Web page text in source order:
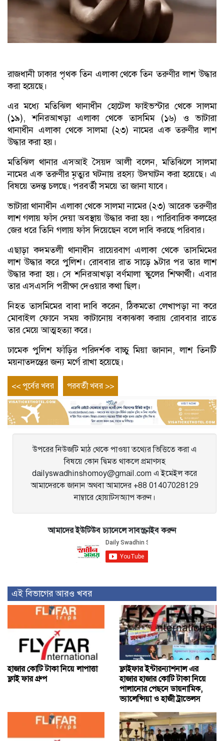
রাজধানী ঢাকার পৃথক তিন এলাকা থেকে তিন তরুণীর লাশ উদ্ধার
করা হয়েছে।
এর মধ্যে মতিঝিল থানাধীন হোটেল ফাইভস্টার থেকে সালমা
(১৯), শনিরআখড়া এলাকা থেকে তাসমিম (১৬) ও ভাটারা
থানাধীন এলাকা থেকে সালমা (২৩) নামের এক তরুণীর লাশ
উদ্ধার করা হয়।
মতিঝিল থানার এসআই সৈয়দ আলী বলেন, মতিঝিলে সালমা
নামের এক তরুণীর মৃত্যুর ঘটনায় রহস্য উদঘাটন করা হয়েছে। এ
বিষয়ে তদন্ত চলছে। পরবর্তী সময়ে তা জানা যাবে।
ভাটারা থানাধীন এলাকা থেকে সালমা নামের (২৩) আরেক তরুণীর
লাশ গলায় ফাঁস দেয়া অবস্থায় উদ্ধার করা হয়। পারিবারিক কলহের
জের ধরে তিনি গলায় ফাঁস দিয়েছেন বলে দাবি করছে পরিবার।
এছাড়া কদমতলী থানাধীন রায়েরবাগ এলাকা থেকে তাসমিমের
লাশ উদ্ধার করে পুলিশ। রোববার রাত সাড়ে ৯টার পর তার লাশ
উদ্ধার করা হয়। সে শনিরআখড়া বর্ণমালা স্কুলের শিক্ষার্থী। এবার
তার এসএসসি পরীক্ষা দেওয়ার কথা ছিল।
নিহত তাসমিমের বাবা দাবি করেন, ঠিকমতো লেখাপড়া না করে
মোবাইল ফোনে সময় কাটানোয় বকাঝকা করায় রোববার রাতে
তার মেয়ে আত্মহত্যা করে।
ঢামেক পুলিশ ফাঁড়ির পরিদর্শক বাচ্চু মিয়া জানান, লাশ তিনটি
ময়নাতদন্তের জন্য মর্গে রাখা হয়েছে।
Post
navigation
<< পূর্বের খবর
Previous
entry
পরবর্তী খবর >>
উপরের নিউজটি মাঠ থেকে পাওয়া তথ্যের ভিত্তিতে করা এ
বিষয়ে কোন দ্বিমত থাকলে প্রমাণসহ
dailyswadhinshomoy@gmail.com এ ইমেইল করে
আমাদেরকে জানান অথবা আমাদের +88 01407028129
নাম্বারে হোয়াটসঅ্যাপ করুন।
আমাদের ইউটিউব চ্যানেলে সাবস্ক্রাইব করুন
এই বিভাগের আরও খবর
হাজার কোটি টাকা নিয়ে লাপাত্তা
ফ্লাই ফার গ্রুপ
ফ্লাইফার ইন্টারন্যাশনাল এর
হাজার হাজার কোটি টাকা নিয়ে
পালানোর পেছনে ডায়নামিক,
ভ্যালেন্সিয়া ও হাজী ট্রাভেলস